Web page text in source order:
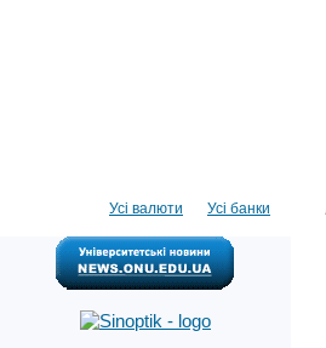
Усі банки
Усі валюти